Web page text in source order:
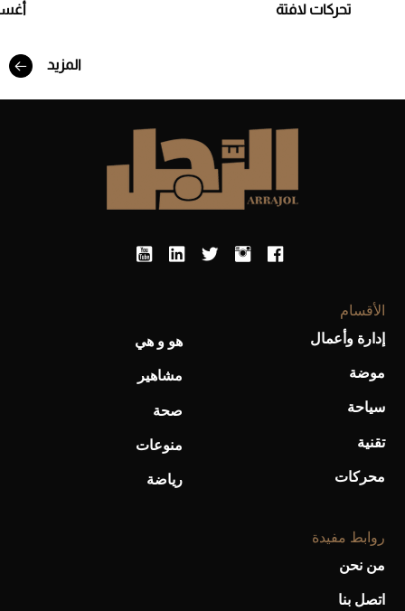
أحذية Mary Jane: ترف وأناقة للرجال
تحركات لافتة
المزيد
الأقسام
إدارة وأعمال
موضة
سياحة
تقنية
محركات
هو و هي
مشاهير
صحة
منوعات
رياضة
روابط مفيدة
من نحن
اتصل بنا